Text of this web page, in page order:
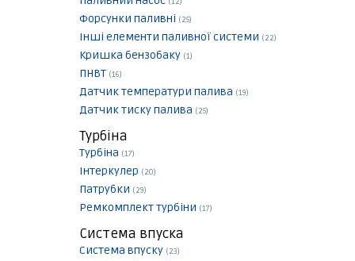
Форсунки паливні (25)
Інші елементи паливної системи (22)
Кришка бензобаку (1)
ПНВТ (16)
Датчик температури палива (19)
Датчик тиску палива (25)
Турбіна
Турбіна (17)
Інтеркулер (20)
Патрубки (29)
Ремкомплект турбіни (17)
Система впуска
Система впуску (23)